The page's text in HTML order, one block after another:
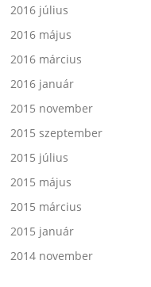
2016 július
2016 május
2016 március
2016 január
2015 november
2015 szeptember
2015 július
2015 május
2015 március
2015 január
2014 november